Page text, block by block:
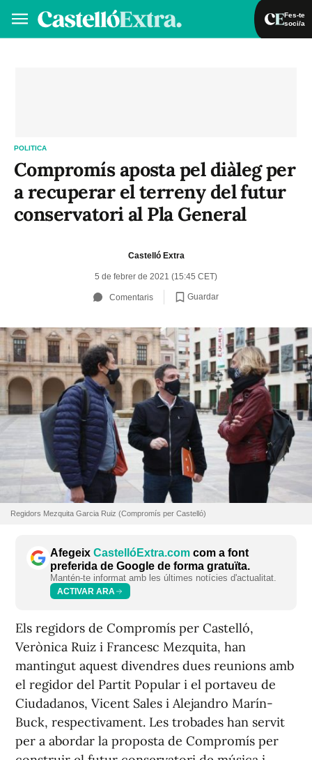
Fes-te
soci/a
POLITICA
Compromís aposta pel diàleg per
a recuperar el terreny del futur
conservatori al Pla General
Castelló Extra
5 de febrer de 2021 (15:45 CET)
Comentaris Guardar
Regidors Mezquita Garcia Ruiz (Compromís per Castelló)
Afegeix CastellóExtra.com com a font
preferida de Google de forma gratuïta.
Mantén-te informat amb les últimes notícies d'actualitat.
ACTIVAR ARA
Els regidors de Compromís per Castelló,
Verònica Ruiz i Francesc Mezquita, han
mantingut aquest divendres dues reunions amb
el regidor del Partit Popular i el portaveu de
Ciudadanos, Vicent Sales i Alejandro Marín-
Buck, respectivament. Les trobades han servit
per a abordar la proposta de Compromís per